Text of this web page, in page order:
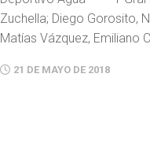
Zuchella; Diego Gorosito,
Matías Vázquez, Emiliano
21 DE MAYO DE 2018